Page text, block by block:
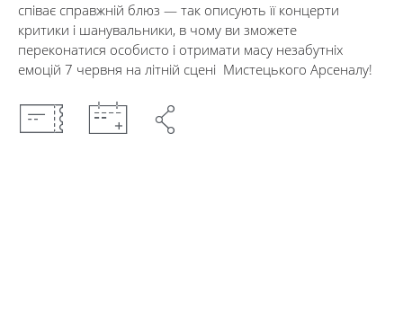
співає справжній блюз — так описують її концерти
критики і шанувальники, в чому ви зможете
переконатися особисто і отримати масу незабутніх
емоцій 7 червня на літній сцені Мистецького Арсеналу!